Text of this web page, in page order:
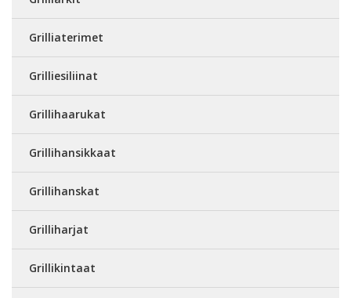
Grilliaterimet
Grilliesiliinat
Grillihaarukat
Grillihansikkaat
Grillihanskat
Grilliharjat
Grillikintaat